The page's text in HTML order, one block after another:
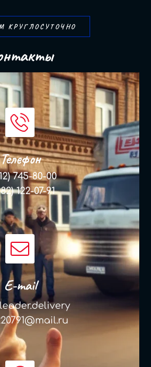
КРУГЛОСУТОЧНО
нтакты
Телефон
745-80-00
122-07-91
E-mail